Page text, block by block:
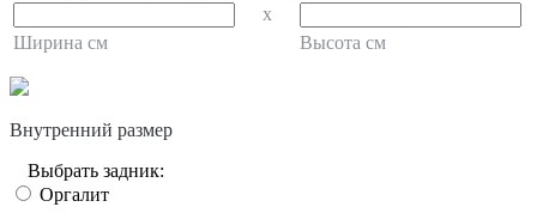
x
Ширина см
Высота см
Внутренний размер
Выбрать задник:
Оргалит